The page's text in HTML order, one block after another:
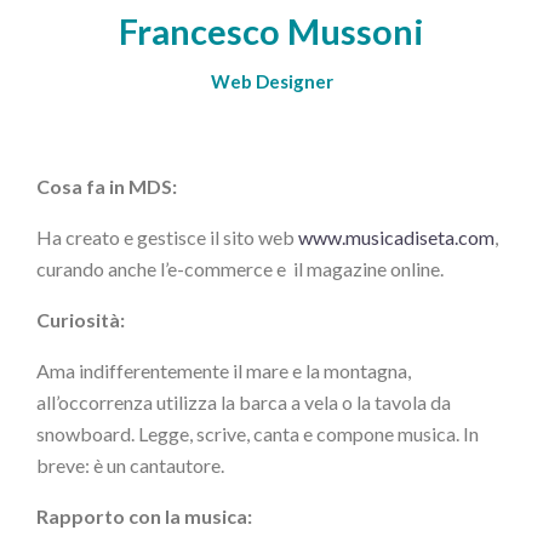
Francesco Mussoni
Web Designer
Cosa fa in MDS:
Ha creato e gestisce il sito web www.musicadiseta.com,
curando anche l’e-commerce e il magazine online.
Curiosità:
Ama indifferentemente il mare e la montagna,
all’occorrenza utilizza la barca a vela o la tavola da
snowboard. Legge, scrive, canta e compone musica. In
breve: è un cantautore.
Rapporto con la musica: